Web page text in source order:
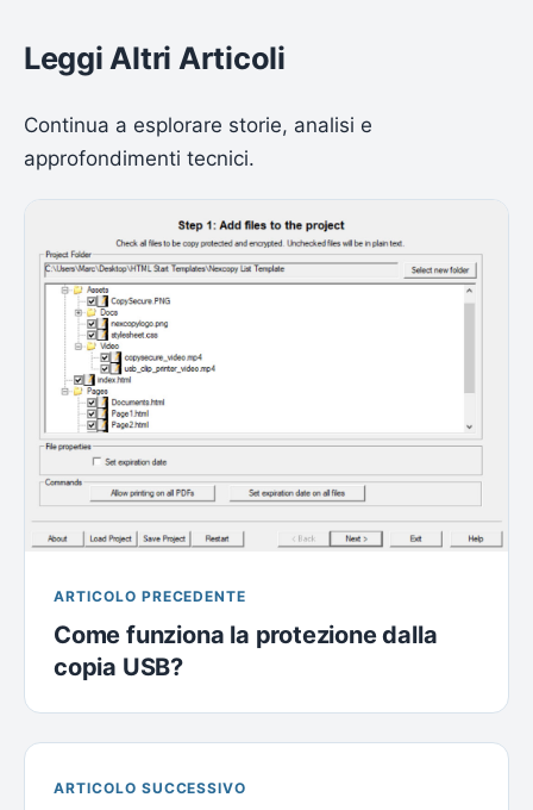
Leggi Altri Articoli
Continua a esplorare storie, analisi e
approfondimenti tecnici.
ARTICOLO PRECEDENTE
Come funziona la protezione dalla
copia USB?
ARTICOLO SUCCESSIVO